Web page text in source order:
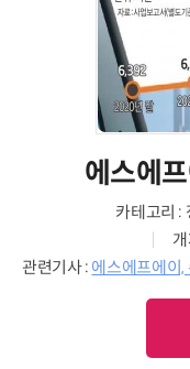
에스에
카테고리 :
관련기사 : 에스에프에이, 수